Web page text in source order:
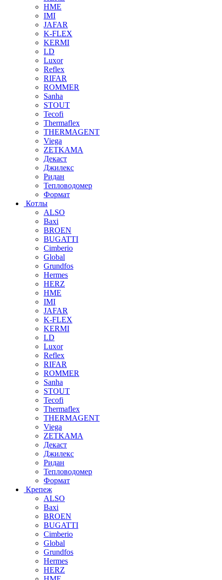
HME
IMI
JAFAR
K-FLEX
KERMI
LD
Luxor
Reflex
RIFAR
ROMMER
Sanha
STOUT
Tecofi
Thermaflex
THERMAGENT
Viega
ZETKAMA
Декаст
Джилекс
Ридан
Тепловодомер
Формат
Котлы
ALSO
Baxi
BROEN
BUGATTI
Cimberio
Global
Grundfos
Hermes
HERZ
HME
IMI
JAFAR
K-FLEX
KERMI
LD
Luxor
Reflex
RIFAR
ROMMER
Sanha
STOUT
Tecofi
Thermaflex
THERMAGENT
Viega
ZETKAMA
Декаст
Джилекс
Ридан
Тепловодомер
Формат
Крепеж
ALSO
Baxi
BROEN
BUGATTI
Cimberio
Global
Grundfos
Hermes
HERZ